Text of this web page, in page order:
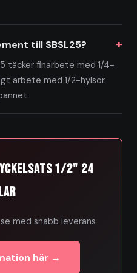
till SBSL25?
täcker finarbete med 1/4-
arbete med 1/2-hylsor.
1/2" 24
med snabb leverans
här →